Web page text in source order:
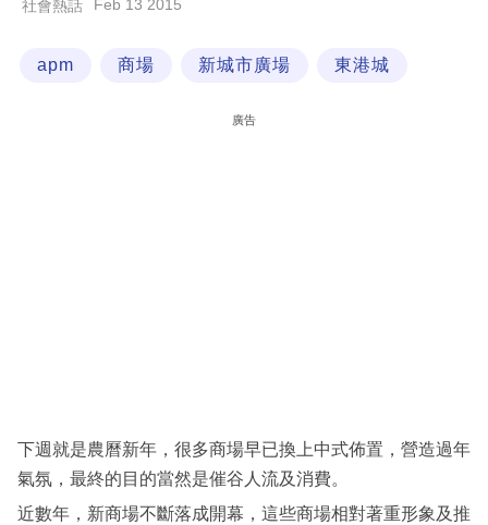
業
技
閱
專
社會熱話 Feb 13 2015
apm 商場 新城市廣場 東港城
廣告
下週就是農曆新年，很多商場早已換上中式佈置，營造過年
氣氛，最終的目的當然是催谷人流及消費。
近數年，新商場不斷落成開幕，這些商場相對著重形象及推